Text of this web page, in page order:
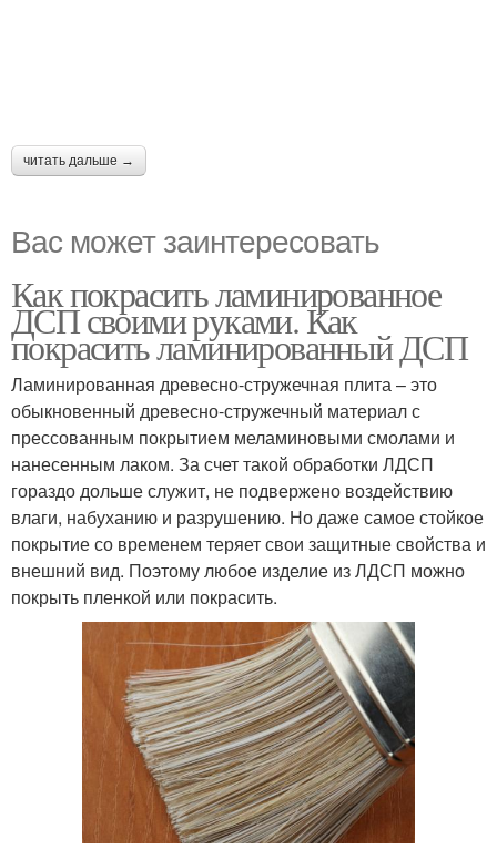
читать дальше →
Вас может заинтересовать
Как покрасить ламинированное
ДСП своими руками. Как
покрасить ламинированный ДСП
Ламинированная древесно-стружечная плита – это
обыкновенный древесно-стружечный материал с
прессованным покрытием меламиновыми смолами и
нанесенным лаком. За счет такой обработки ЛДСП
гораздо дольше служит, не подвержено воздействию
влаги, набуханию и разрушению. Но даже самое стойкое
покрытие со временем теряет свои защитные свойства и
внешний вид. Поэтому любое изделие из ЛДСП можно
покрыть пленкой или покрасить.